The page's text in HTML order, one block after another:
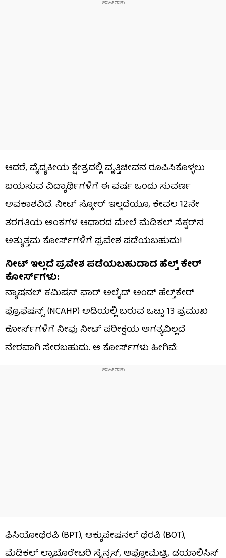
ಆದರೆ, ವೈದ್ಯಕೀಯ ಕ್ಷೇತ್ರದಲ್ಲಿ ವೃತ್ತಿಜೀವನ ರೂಪಿಸಿಕೊಳ್ಳಲು
ಬಯಸುವ ವಿದ್ಯಾರ್ಥಿಗಳಿಗೆ ಈ ವರ್ಷ ಒಂದು ಸುವರ್ಣ
ಅವಕಾಶವಿದೆ. ನೀಟ್ ಸ್ಕೋರ್ ಇಲ್ಲದೆಯೂ, ಕೇವಲ 12ನೇ
ತರಗತಿಯ ಅಂಕಗಳ ಆಧಾರದ ಮೇಲೆ ಮೆಡಿಕಲ್ ಸೆಕ್ಟರ್‌ನ
ಅತ್ಯುತ್ತಮ ಕೋರ್ಸ್‌ಗಳಿಗೆ ಪ್ರವೇಶ ಪಡೆಯಬಹುದು!
ನೀಟ್ ಇಲ್ಲದೆ ಪ್ರವೇಶ ಪಡೆಯಬಹುದಾದ ಹೆಲ್ತ್ ಕೇರ್
ಕೋರ್ಸ್‌ಗಳು:
ನ್ಯಾಷನಲ್ ಕಮಿಷನ್ ಫಾರ್ ಅಲೈಡ್ ಅಂಡ್ ಹೆಲ್ತ್‌ಕೇರ್
ಪ್ರೊಫೆಷನ್ಸ್ (NCAHP) ಅಡಿಯಲ್ಲಿ ಬರುವ ಒಟ್ಟು 13 ಪ್ರಮುಖ
ಕೋರ್ಸ್‌ಗಳಿಗೆ ನೀವು ನೀಟ್ ಪರೀಕ್ಷೆಯ ಅಗತ್ಯವಿಲ್ಲದೆ
ನೇರವಾಗಿ ಸೇರಬಹುದು. ಆ ಕೋರ್ಸ್‌ಗಳು ಹೀಗಿವೆ:
ಫಿಸಿಯೋಥೆರಪಿ (BPT), ಆಕ್ಯುಪೇಷನಲ್ ಥೆರಪಿ (BOT),
ಮೆಡಿಕಲ್ ಲ್ಯಾಬೊರೇಟರಿ ಸೈನ್ಸಸ್, ಆಪ್ಟೋಮೆಟ್ರಿ, ಡಯಾಲಿಸಿಸ್